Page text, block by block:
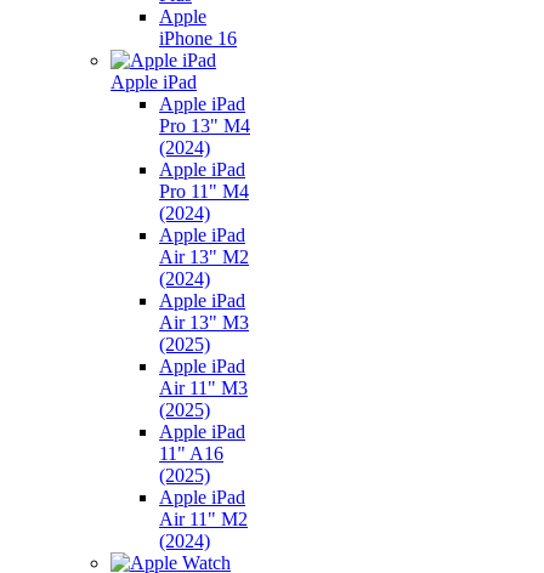
Apple
iPhone 16
Apple iPad
Apple iPad
Pro 13" M4
(2024)
Apple iPad
Pro 11" M4
(2024)
Apple iPad
Air 13" M2
(2024)
Apple iPad
Air 13" M3
(2025)
Apple iPad
Air 11" M3
(2025)
Apple iPad
11" A16
(2025)
Apple iPad
Air 11" M2
(2024)